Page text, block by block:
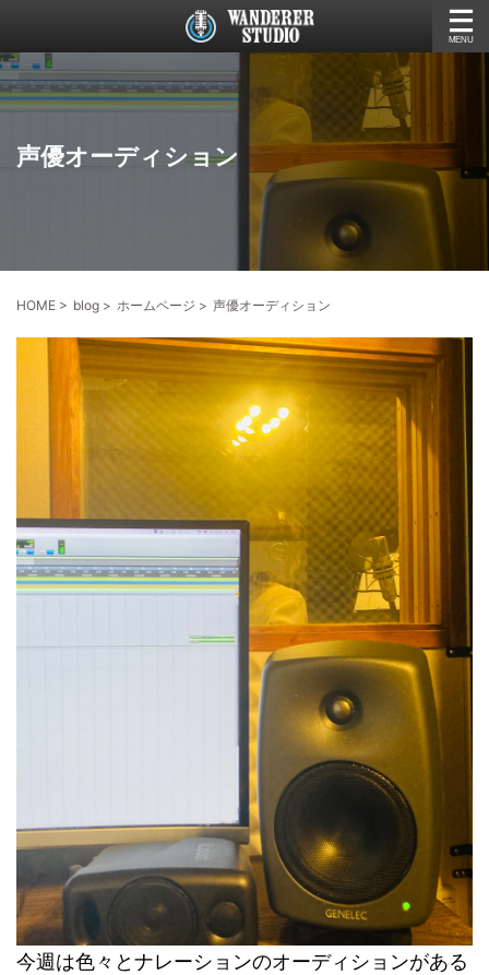
声優オーディション
HOME > blog > ホームページ > 声優オーディション
今週は色々とナレーションのオーディションがある